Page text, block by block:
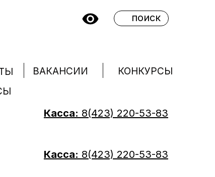
поиск
Касса: 8(423) 220-53-83
ВАКАНСИИ
КОНКУРСЫ
Касса: 8(423) 220-53-83